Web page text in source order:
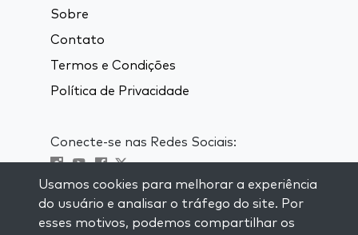
Sobre
Contato
Termos e Condições
Política de Privacidade
Conecte-se nas Redes Sociais:
Visit kabbalah master classes
Usamos cookies para melhorar a experiência
do usuário e analisar o tráfego do site. Por
esses motivos, podemos compartilhar os